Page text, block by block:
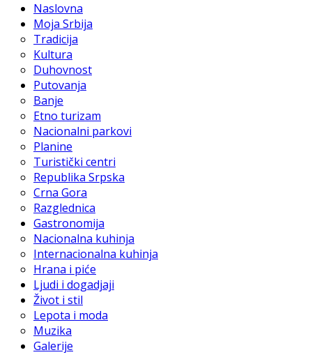
Naslovna
Moja Srbija
Tradicija
Kultura
Duhovnost
Putovanja
Banje
Etno turizam
Nacionalni parkovi
Planine
Turistički centri
Republika Srpska
Crna Gora
Razglednica
Gastronomija
Nacionalna kuhinja
Internacionalna kuhinja
Hrana i piće
Ljudi i dogadjaji
Život i stil
Lepota i moda
Muzika
Galerije